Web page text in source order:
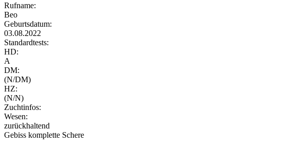
Rufname:
Beo
Geburtsdatum:
03.08.2022
Standardtests:
HD:
A
DM:
(N/DM)
HZ:
(N/N)
Zuchtinfos:
Wesen:
zurückhaltend
Gebiss komplette Schere